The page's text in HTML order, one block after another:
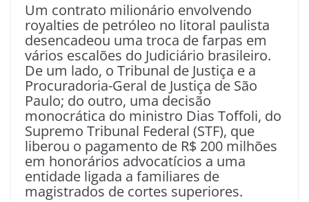
Um contrato milionário envolvendo
royalties de petróleo no litoral paulista
desencadeou uma troca de farpas em
vários escalões do Judiciário brasileiro.
De um lado, o Tribunal de Justiça e a
Procuradoria-Geral de Justiça de São
Paulo; do outro, uma decisão
monocrática do ministro Dias Toffoli, do
Supremo Tribunal Federal (STF), que
liberou o pagamento de R$ 200 milhões
em honorários advocatícios a uma
entidade ligada a familiares de
magistrados de cortes superiores.